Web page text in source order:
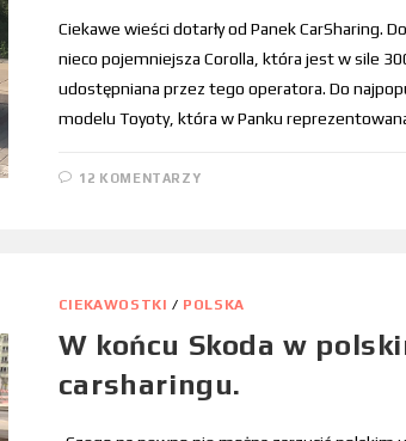
Ciekawe wieści dotarły od Panek CarSharing.
nieco pojemniejsza Corolla, która jest w sile
udostępniana przez tego operatora. Do
modelu Toyoty, która w Panku
12 KOMENTARZY
CIEKAWOSTKI / POLSKA
W końcu Skoda w
carsharingu.